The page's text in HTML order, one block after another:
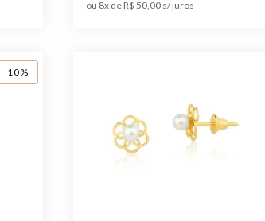
ou 8x de R$ 50,00 s/ juros
10%